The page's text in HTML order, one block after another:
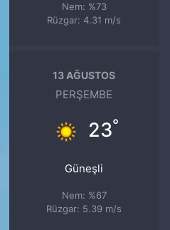
Nem: %73
Rüzgar: 4.31 m/s
13 AĞUSTOS
PERŞEMBE
23°
Güneşli
Nem: %67
Rüzgar: 5.39 m/s